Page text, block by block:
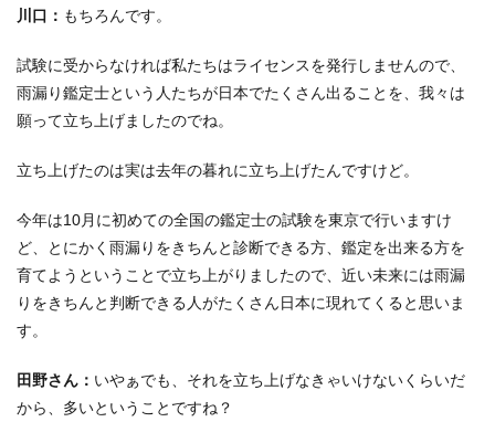
川口： もちろんです。
試験に受からなければ私たちはライセンスを発行しませんので、
雨漏り鑑定士という人たちが日本でたくさん出ることを、我々は
願って立ち上げましたのでね。
立ち上げたのは実は去年の暮れに立ち上げたんですけど。
今年は10月に初めての全国の鑑定士の試験を東京で行いますけ
ど、とにかく雨漏りをきちんと診断できる方、鑑定を出来る方を
育てようということで立ち上がりましたので、近い未来には雨漏
りをきちんと判断できる人がたくさん日本に現れてくると思いま
す。
田野さん： いやぁでも、それを立ち上げなきゃいけないくらいだ
から、多いということですね？